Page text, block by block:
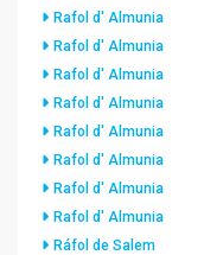
Rafol d' Almunia
Rafol d' Almunia
Rafol d' Almunia
Rafol d' Almunia
Rafol d' Almunia
Rafol d' Almunia
Rafol d' Almunia
Rafol d' Almunia
Ráfol de Salem